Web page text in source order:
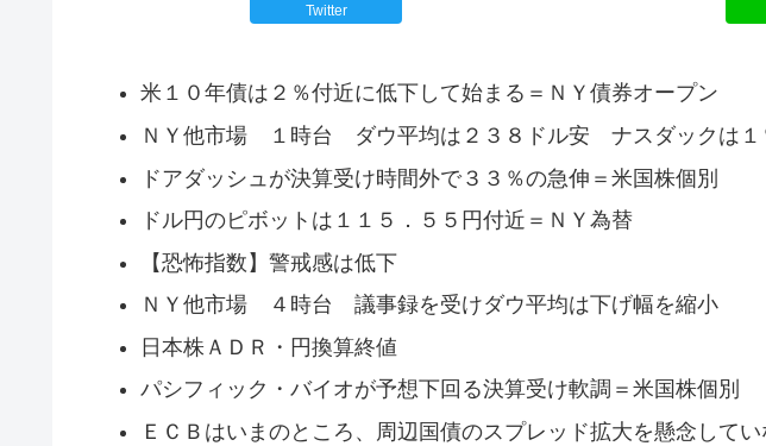
Twitter
米１０年債は２％付近に低下して始まる＝ＮＹ債券オープン
ＮＹ他市場 １時台 ダウ平均は２３８ドル安 ナスダックは１
ドアダッシュが決算受け時間外で３３％の急伸＝米国株個別
ドル円のピボットは１１５．５５円付近＝ＮＹ為替
【恐怖指数】警戒感は低下
ＮＹ他市場 ４時台 議事録を受けダウ平均は下げ幅を縮小
日本株ＡＤＲ・円換算終値
パシフィック・バイオが予想下回る決算受け軟調＝米国株個別
ＥＣＢはいまのところ、周辺国債のスプレッド拡大を懸念して